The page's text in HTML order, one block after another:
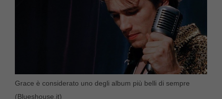
Grace è considerato uno degli album più belli di sempre
(Blueshouse.it)